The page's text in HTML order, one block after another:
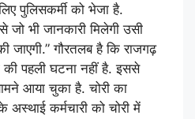
पुलिसकर्मी को भेजा है.
भी जानकारी मिलेगी उसी
जाएगी.” गौरतलब है कि राजगढ़
की पहली घटना नहीं है. इससे
आया चुका है. चोरी का
कर्मचारी को चोरी में